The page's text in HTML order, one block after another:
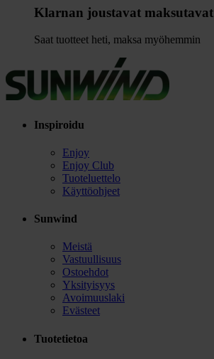
Klarnan joustavat maksutavat
Saat tuotteet heti, maksa myöhemmin
Inspiroidu
Enjoy
Enjoy Club
Tuoteluettelo
Käyttöohjeet
Sunwind
Meistä
Vastuullisuus
Ostoehdot
Yksityisyys
Avoimuuslaki
Evästeet
Tuotetietoa